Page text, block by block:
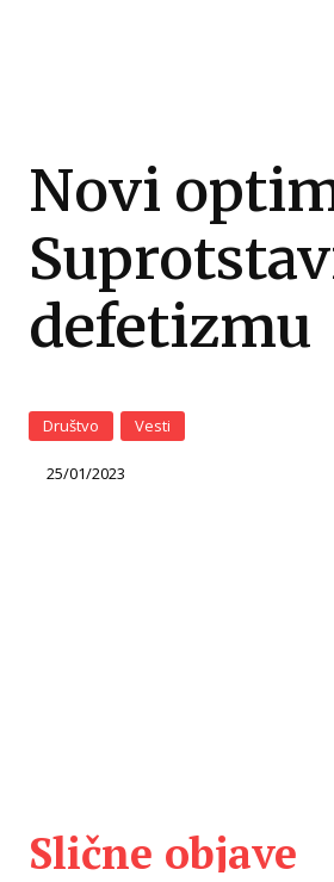
Novi
defetizmu
Društvo Vesti
25/01/2023
Slične objave